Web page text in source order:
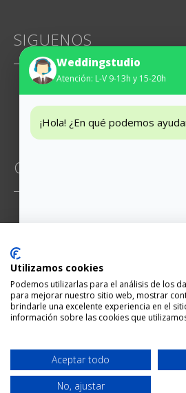
SIGUENOS
Instagram
Facebook
CONTACTO
hola@weddingstudio.es
Pago seguro:
Weddingstudio
Atención: L-V 9-13h y 15-20h
¡Hola! ¿En qué podemos
Utilizamos cookies
Podemos utilizarlas para el análisis de los
para mejorar nuestro sitio web, mostrar
brindarle una excelente experiencia en el
información sobre las cookies que
Aceptar todo
No, ajustar